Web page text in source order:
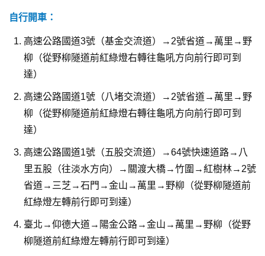
自行開車：
高速公路國道3號（基金交流道）→2號省道→萬里→野
柳（從野柳隧道前紅綠燈右轉往龜吼方向前行即可到
達）
高速公路國道1號（八堵交流道）→2號省道→萬里→野
柳（從野柳隧道前紅綠燈右轉往龜吼方向前行即可到
達）
高速公路國道1號（五股交流道）→64號快速道路→八
里五股（往淡水方向）→關渡大橋→竹圍→紅樹林→2號
省道→三芝→石門→金山→萬里→野柳（從野柳隧道前
紅綠燈左轉前行即可到達）
臺北→仰德大道→陽金公路→金山→萬里→野柳（從野
柳隧道前紅綠燈左轉前行即可到達）